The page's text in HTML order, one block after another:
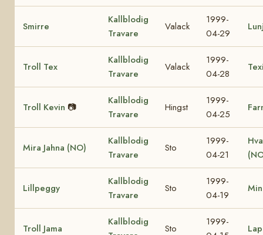
Smirre
Kallblodig
Travare
Valack
1999-
04-29
Troll Tex
Kallblodig
Travare
Valack
1999-
04-28
Troll Kevin 📷
Kallblodig
Travare
Hingst
1999-
04-25
Mira Jahna (NO)
Kallblodig
Travare
Sto
1999-
04-21
Lillpeggy
Kallblodig
Travare
Sto
1999-
04-19
Troll Jama
Kallblodig
Sto
1999-